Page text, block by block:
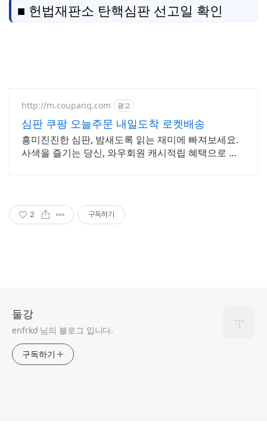
■ 헌법재판소 탄핵심판 선고일 확인
http://m.coupang.com 광고
심판 쿠팡 오늘주문 내일도착 로켓배송
흥미진진한 심판, 밤새도록 읽는 재미에 빠져보세요.
사색을 즐기는 당신, 와우회원 캐시적립 혜택으로 구
2 구독하기
둘강
enfrkd 님의 블로그 입니다.
구독하기